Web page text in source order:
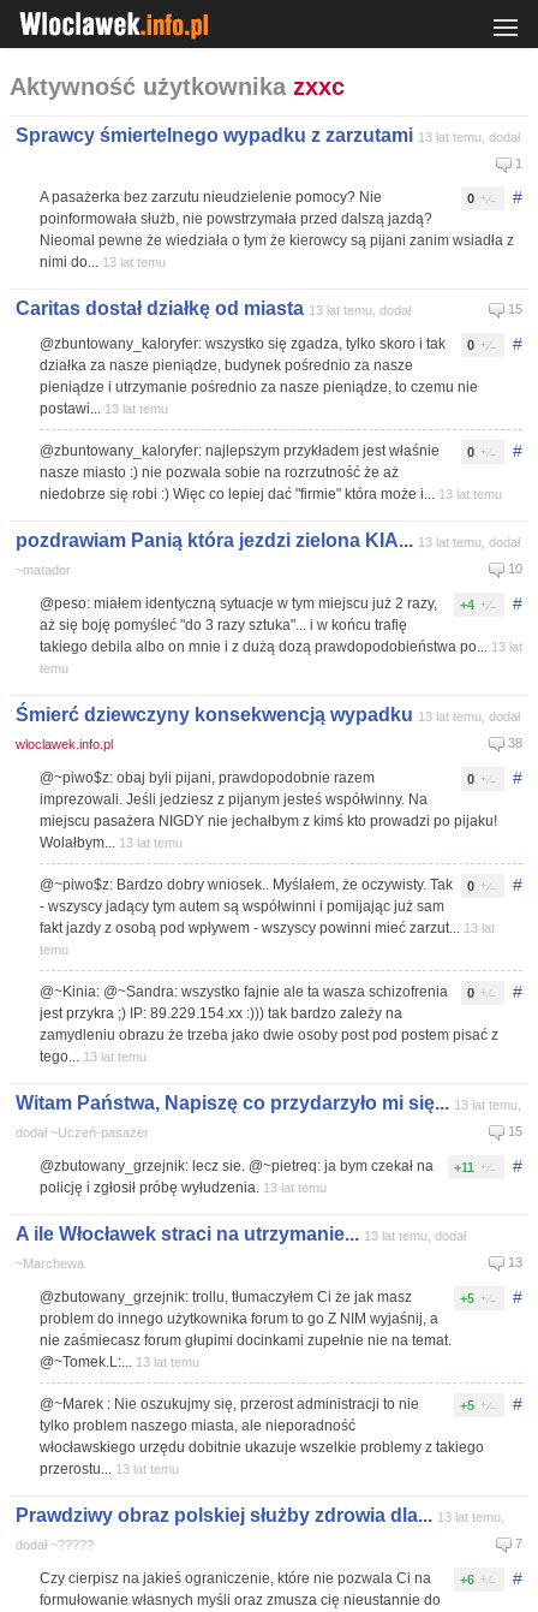
Aktywność użytkownika zxxc
Sprawcy śmiertelnego wypadku z zarzutami 13 lat temu, dodał
1
#
0
A pasażerka bez zarzutu nieudzielenie pomocy? Nie
poinformowała służb, nie powstrzymała przed dalszą jazdą?
Nieomal pewne że wiedziała o tym że kierowcy są pijani zanim wsiadła z
nimi do... 13 lat temu
Caritas dostał działkę od miasta 13 lat temu, dodał 15
#
0
@zbuntowany_kaloryfer: wszystko się zgadza, tylko skoro i tak
działka za nasze pieniądze, budynek pośrednio za nasze
pieniądze i utrzymanie pośrednio za nasze pieniądze, to czemu nie
postawi... 13 lat temu
#
0
@zbuntowany_kaloryfer: najlepszym przykładem jest właśnie
nasze miasto :) nie pozwala sobie na rozrzutność że aż
niedobrze się robi :) Więc co lepiej dać "firmie" która może i... 13 lat temu
pozdrawiam Panią która jezdzi zielona KIA... 13 lat temu, dodał
~matador
10
#
+4
@peso: miałem identyczną sytuacje w tym miejscu już 2 razy,
aż się boję pomyśleć "do 3 razy sztuka"... i w końcu trafię
takiego debila albo on mnie i z dużą dozą prawdopodobieństwa po... 13 lat
temu
Śmierć dziewczyny konsekwencją wypadku 13 lat temu, dodał
wloclawek.info.pl
38
#
0
@~piwo$z: obaj byli pijani, prawdopodobnie razem
imprezowali. Jeśli jedziesz z pijanym jesteś współwinny. Na
miejscu pasażera NIGDY nie jechałbym z kimś kto prowadzi po pijaku!
Wolałbym... 13 lat temu
#
0
@~piwo$z: Bardzo dobry wniosek.. Myślałem, że oczywisty. Tak
- wszyscy jadący tym autem są współwinni i pomijając już sam
fakt jazdy z osobą pod wpływem - wszyscy powinni mieć zarzut... 13 lat
temu
#
0
@~Kinia: @~Sandra: wszystko fajnie ale ta wasza schizofrenia
jest przykra ;) IP: 89.229.154.xx :))) tak bardzo zależy na
zamydleniu obrazu że trzeba jako dwie osoby post pod postem pisać z
tego... 13 lat temu
Witam Państwa, Napiszę co przydarzyło mi się... 13 lat temu,
dodał ~Uczeń-pasażer
15
#
+11
@zbutowany_grzejnik: lecz sie. @~pietreq: ja bym czekał na
policję i zgłosił próbę wyłudzenia. 13 lat temu
A ile Włocławek straci na utrzymanie... 13 lat temu, dodał
~Marchewa
13
#
+5
@zbutowany_grzejnik: trollu, tłumaczyłem Ci że jak masz
problem do innego użytkownika forum to go Z NIM wyjaśnij, a
nie zaśmiecasz forum głupimi docinkami zupełnie nie na temat.
@~Tomek.L:... 13 lat temu
#
+5
@~Marek : Nie oszukujmy się, przerost administracji to nie
tylko problem naszego miasta, ale nieporadność
włocławskiego urzędu dobitnie ukazuje wszelkie problemy z takiego
przerostu... 13 lat temu
Prawdziwy obraz polskiej służby zdrowia dla... 13 lat temu,
dodał ~?????
7
#
+6
Czy cierpisz na jakieś ograniczenie, które nie pozwala Ci na
formułowanie własnych myśli oraz zmusza cię nieustannie do